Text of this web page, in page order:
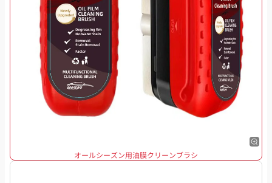
オールシーズン用油膜クリーンブラシ